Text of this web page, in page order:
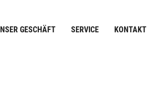
GESCHÄFT SERVICE KONTAKT